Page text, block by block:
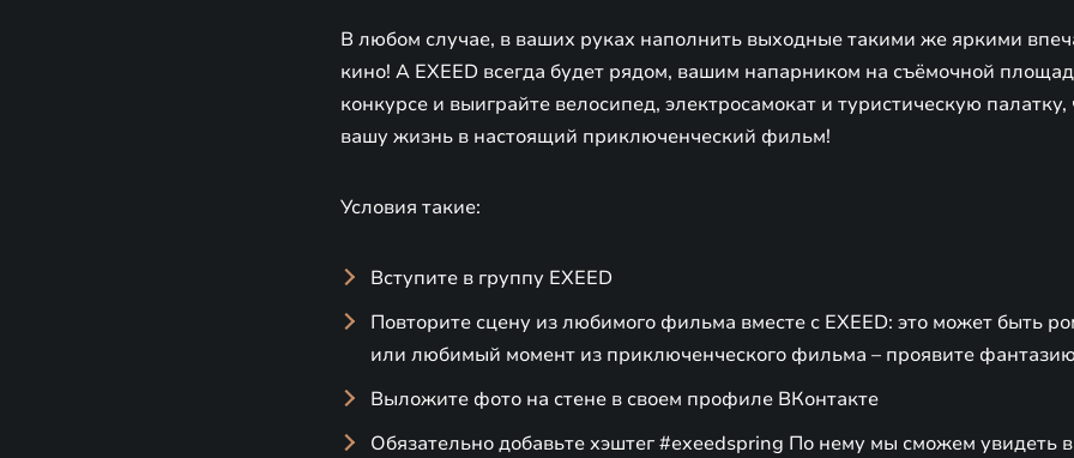
В любом случае, в ваших руках наполнить выходные такими же яркими
кино! А EXEED всегда будет рядом, вашим напарником на съёмочной
конкурсе и выиграйте велосипед, электросамокат и туристическую
вашу жизнь в настоящий приключенческий фильм!
Условия такие:
Вступите в группу EXEED
Повторите сцену из любимого фильма вместе с EXEED: это может быть
или любимый момент из приключенческого фильма – проявите
Выложите фото на стене в своем профиле ВКонтакте
Обязательно добавьте хэштег #exeedspring По нему мы сможем увидеть